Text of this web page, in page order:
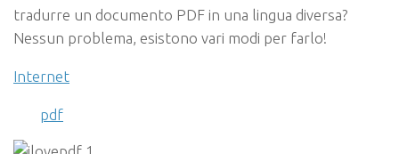
tradurre un documento PDF in una lingua diversa?
Nessun problema, esistono vari modi per farlo!
Internet
pdf